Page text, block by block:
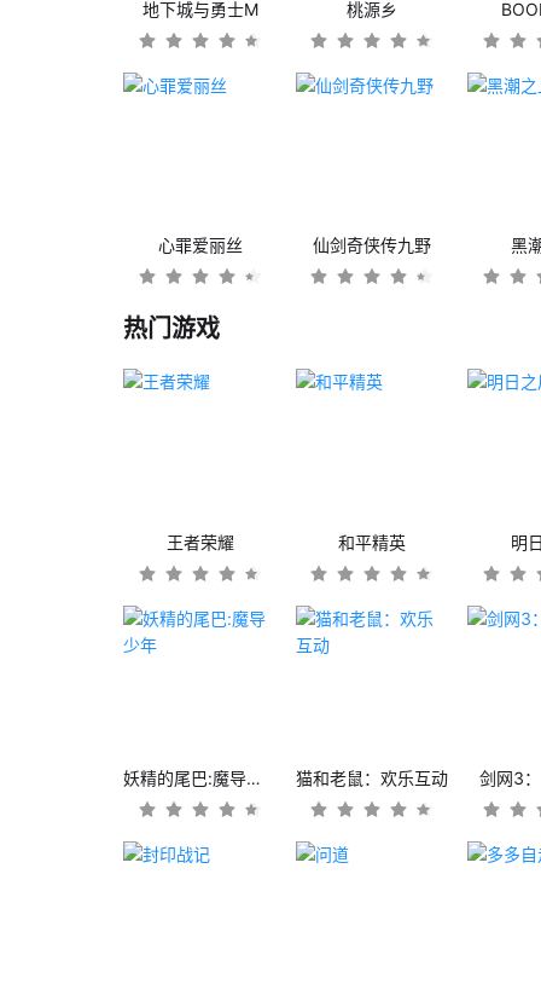
地下城与勇士M 桃源乡
心罪爱丽丝 仙剑奇侠传九野 黑
热门游戏
王者荣耀 和平精英 明
妖精的尾巴:魔导少年 猫和老鼠：欢乐互动 剑网3